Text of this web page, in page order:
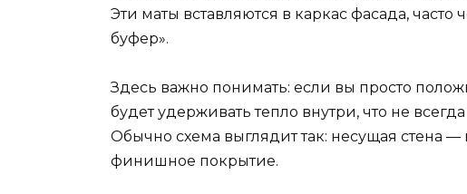
Эти маты вставляются в каркас фасада, часто
буфер».
Здесь важно понимать: если вы просто
будет удерживать тепло внутри, что не
Обычно схема выглядит так: несущая стена
финишное покрытие.